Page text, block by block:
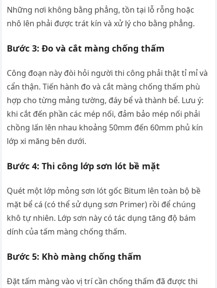
Những nơi không bằng phẳng, tồn tại lỗ rỗng hoặc
nhô lên phải được trát kín và xử lý cho bằng phẳng.
Bước 3: Đo và cắt màng chống thấm
Công đoạn này đòi hỏi người thi công phải thật tỉ mỉ và
cẩn thận. Tiến hành đo và cắt màng chống thấm phù
hợp cho từng mảng tường, đáy bể và thành bể. Lưu ý:
khi cắt đến phần các mép nối, đảm bảo mép nối phải
chồng lấn lên nhau khoảng 50mm đến 60mm phủ kín
lớp xi măng bên dưới.
Bước 4: Thi công lớp sơn lót bề mặt
Quét một lớp mỏng sơn lót gốc Bitum lên toàn bộ bề
mặt bể cá (có thể sử dụng sơn Primer) rồi để chúng
khô tự nhiên. Lớp sơn này có tác dụng tăng độ bám
dính của tấm màng chống thấm.
Bước 5: Khò màng chống thấm
Đặt tấm màng vào vị trí cần chống thấm đã được thi